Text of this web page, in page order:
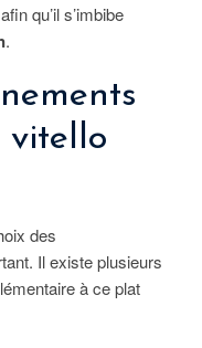
qu’il s’imbibe
.
vitello
des
Il existe plusieurs
à ce plat